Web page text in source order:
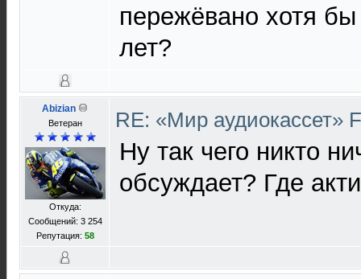
пережёвано хотя
лет?
Abizian
Ветеран
Откуда:
Сообщений: 3 254
Репутация: 58
RE: «Мир аудиокассет»
Ну так чего никто
обсуждает? Где